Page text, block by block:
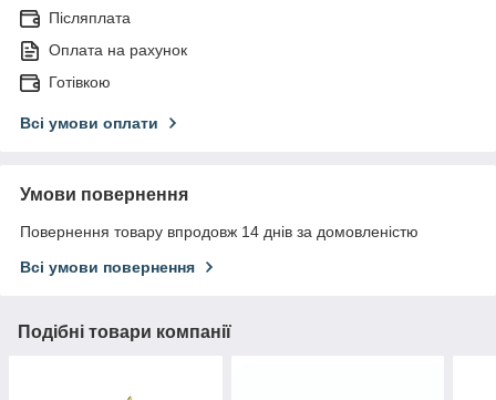
Післяплата
Оплата на рахунок
Готівкою
Всі умови оплати
Умови повернення
Повернення товару впродовж 14 днів за домовленістю
Всі умови повернення
Подібні товари компанії